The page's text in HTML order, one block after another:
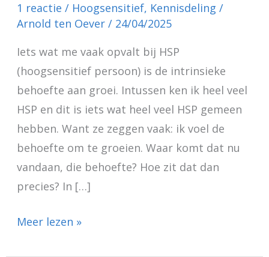
1 reactie / Hoogsensitief, Kennisdeling /
Arnold ten Oever / 24/04/2025
Iets wat me vaak opvalt bij HSP
(hoogsensitief persoon) is de intrinsieke
behoefte aan groei. Intussen ken ik heel veel
HSP en dit is iets wat heel veel HSP gemeen
hebben. Want ze zeggen vaak: ik voel de
behoefte om te groeien. Waar komt dat nu
vandaan, die behoefte? Hoe zit dat dan
precies? In […]
Meer lezen »